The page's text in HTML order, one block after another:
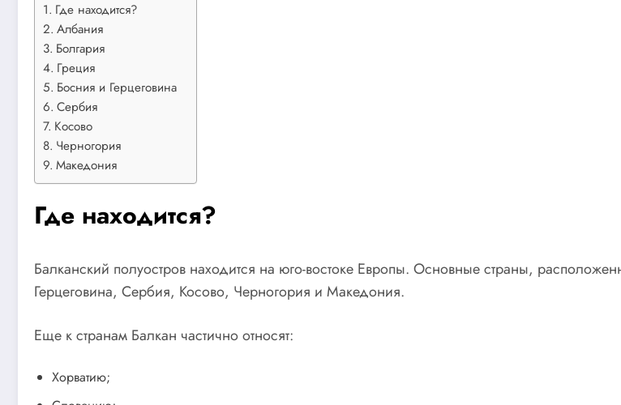
Где находится?
Албания
Болгария
Греция
Босния и Герцеговина
Сербия
Косово
Черногория
Македония
Где находится?
Балканский полуостров находится на юго-востоке Европы. Основные страны,
Герцеговина, Сербия, Косово, Черногория и Македония.
Еще к странам Балкан частично относят:
Хорватию;